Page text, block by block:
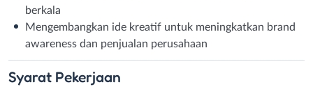
berkala
Mengembangkan ide kreatif untuk meningkatkan brand
awareness dan penjualan perusahaan
Syarat Pekerjaan